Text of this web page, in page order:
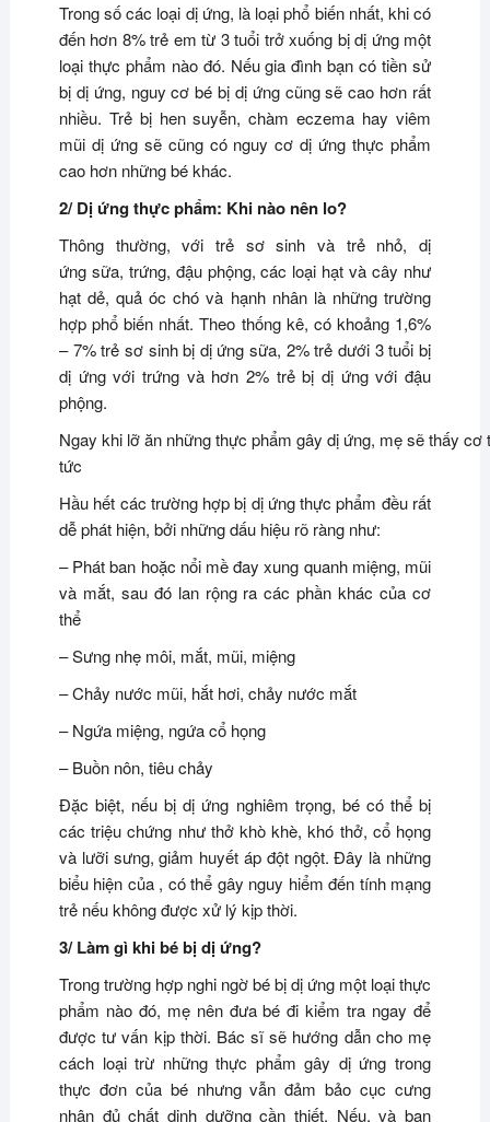
Trong số các loại dị ứng, là loại phổ biến nhất, khi có
đến hơn 8% trẻ em từ 3 tuổi trở xuống bị dị ứng một
loại thực phẩm nào đó. Nếu gia đình bạn có tiền sử
bị dị ứng, nguy cơ bé bị dị ứng cũng sẽ cao hơn rất
nhiều. Trẻ bị hen suyễn, chàm eczema hay viêm
mũi dị ứng sẽ cũng có nguy cơ dị ứng thực phẩm
cao hơn những bé khác.
2/ Dị ứng thực phẩm: Khi nào nên lo?
Thông thường, với trẻ sơ sinh và trẻ nhỏ, dị
ứng sữa, trứng, đậu phộng, các loại hạt và cây như
hạt dẻ, quả óc chó và hạnh nhân là những trường
hợp phổ biến nhất. Theo thống kê, có khoảng 1,6%
– 7% trẻ sơ sinh bị dị ứng sữa, 2% trẻ dưới 3 tuổi bị
dị ứng với trứng và hơn 2% trẻ bị dị ứng với đậu
phộng.
Ngay khi lỡ ăn những thực phẩm gây dị ứng, mẹ sẽ thấy cơ
tức
Hầu hết các trường hợp bị dị ứng thực phẩm đều rất
dễ phát hiện, bởi những dấu hiệu rõ ràng như:
– Phát ban hoặc nổi mề đay xung quanh miệng, mũi
và mắt, sau đó lan rộng ra các phần khác của cơ
thể
– Sưng nhẹ môi, mắt, mũi, miệng
– Chảy nước mũi, hắt hơi, chảy nước mắt
– Ngứa miệng, ngứa cổ họng
– Buồn nôn, tiêu chảy
Đặc biệt, nếu bị dị ứng nghiêm trọng, bé có thể bị
các triệu chứng như thở khò khè, khó thở, cổ họng
và lưỡi sưng, giảm huyết áp đột ngột. Đây là những
biểu hiện của , có thể gây nguy hiểm đến tính mạng
trẻ nếu không được xử lý kịp thời.
3/ Làm gì khi bé bị dị ứng?
Trong trường hợp nghi ngờ bé bị dị ứng một loại thực
phẩm nào đó, mẹ nên đưa bé đi kiểm tra ngay để
được tư vấn kịp thời. Bác sĩ sẽ hướng dẫn cho mẹ
cách loại trừ những thực phẩm gây dị ứng trong
thực đơn của bé nhưng vẫn đảm bảo cục cưng
nhận đủ chất dinh dưỡng cần thiết. Nếu, và bạn